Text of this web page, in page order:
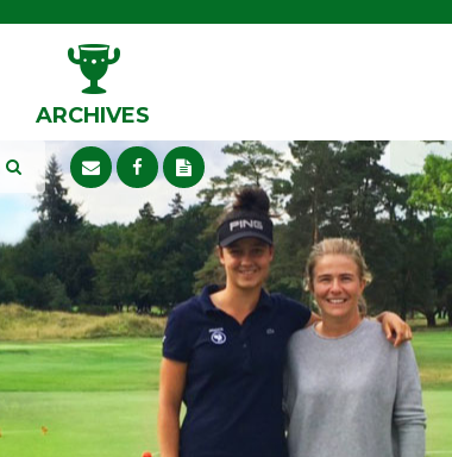
ARCHIVES